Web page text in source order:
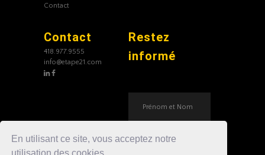
En utilisant ce site, vous acceptez notre
Contact
Contact
418.977.9555
info@etape21.com
Restez
informé